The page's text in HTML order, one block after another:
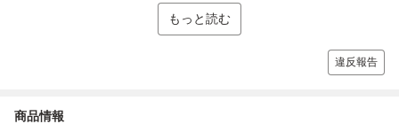
もっと読む
違反報告
商品情報